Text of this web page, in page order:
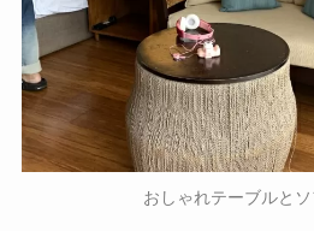
おしゃれテーブルと